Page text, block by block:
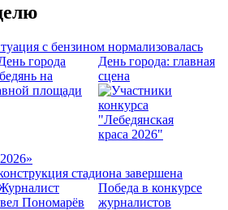
с бензином нормализовалась
День города: главная
сцена
стадиона завершена
Победа в конкурсе
журналистов